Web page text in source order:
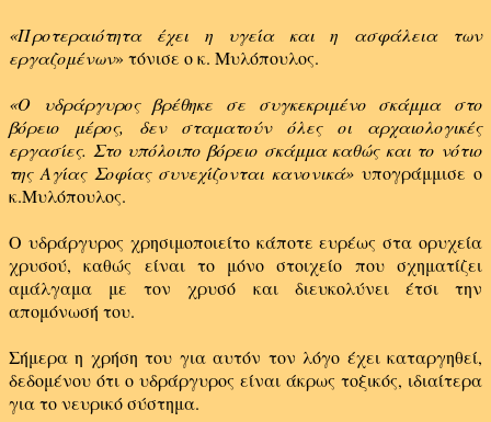
«Προτεραιότητα έχει η υγεία και η ασφάλεια των
εργαζομένων» τόνισε ο κ. Μυλόπουλος.
«Ο υδράργυρος βρέθηκε σε συγκεκριμένο σκάμμα στο
βόρειο μέρος, δεν σταματούν όλες οι αρχαιολογικές
εργασίες. Στο υπόλοιπο βόρειο σκάμμα καθώς και το νότιο
της Αγίας Σοφίας συνεχίζονται κανονικά»υπογράμμισε ο
κ.Μυλόπουλος.
Ο υδράργυρος χρησιμοποιείτο κάποτε ευρέως στα ορυχεία
χρυσού, καθώς είναι το μόνο στοιχείο που σχηματίζει
αμάλγαμα με τον χρυσό και διευκολύνει έτσι την
απομόνωσή του.
Σήμερα η χρήση του για αυτόν τον λόγο έχει καταργηθεί,
δεδομένου ότι ο υδράργυρος είναι άκρως τοξικός, ιδιαίτερα
για το νευρικό σύστημα.